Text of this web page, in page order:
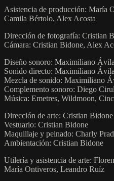
Asistencia de producción: María
Camila Bértolo, Alex Acosta
Dirección de fotografía: Cristian
Cámara: Cristian Bidone, Alex
Diseño sonoro: Maximiliano Ávila
Sonido directo: Maximiliano Ávila
Mezcla de sonido: Maximiliano
Complemento sonoro: Diego
Música: Emetres, Wildmoon,
Dirección de arte: Cristian Bidone
Vestuario: Cristian Bidone
Maquillaje y peinado: Charly
Ambientación: Cristian Bidone
Utilería y asistencia de arte:
María Ontiveros, Leandro Ruíz